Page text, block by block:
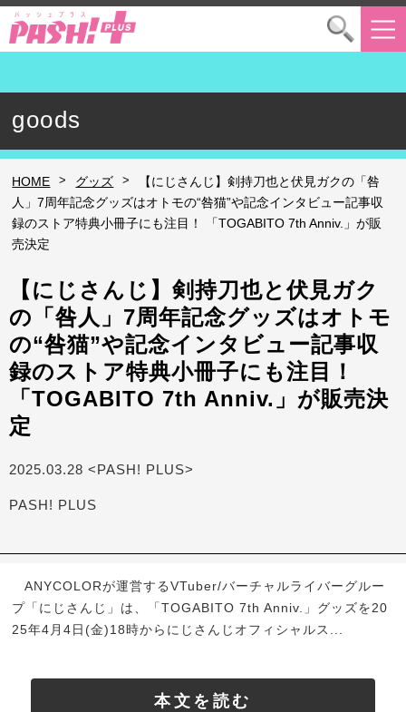
goods
HOME > グッズ >
【にじさんじ】剣持刀也と伏見ガクの「咎
人」7周年記念グッズはオトモの“咎猫”や記念インタビュー記事収
録のストア特典小冊子にも注目！ 「TOGABITO 7th Anniv.」が販
売決定
【にじさんじ】剣持刀也と伏見ガク
の「咎人」7周年記念グッズはオトモ
の“咎猫”や記念インタビュー記事収
録のストア特典小冊子にも注目！
「TOGABITO 7th Anniv.」が販売決
定
2025.03.28 <PASH! PLUS>
PASH! PLUS
ANYCOLORが運営するVTuber/バーチャルライバーグルー
プ「にじさんじ」は、「TOGABITO 7th Anniv.」グッズを20
25年4月4日(金)18時からにじさんじオフィシャルス...
本文を読む